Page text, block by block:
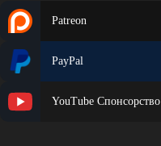
Patreon
PayPal
YouTube Спонсорство